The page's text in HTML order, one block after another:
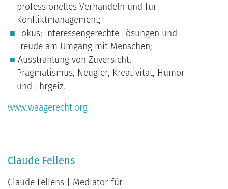
professionelles Verhandeln und für
Konfliktmanagement;
Fokus: Interessengerechte Lösungen und
Freude am Umgang mit Menschen;
Ausstrahlung von Zuversicht,
Pragmatismus, Neugier, Kreativität, Humor
und Ehrgeiz.
www.waagerecht.org
Claude Fellens
Claude Fellens | Mediator für